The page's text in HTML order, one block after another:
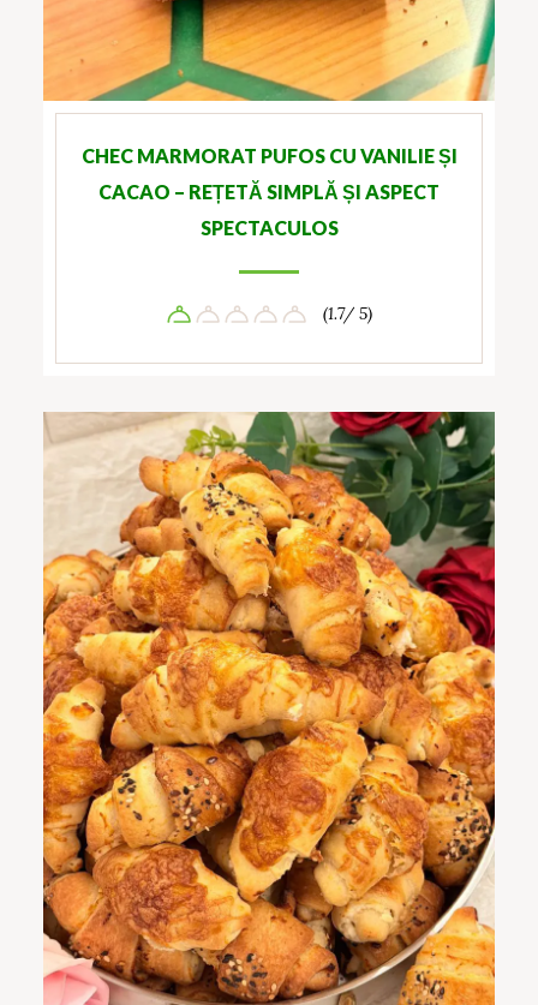
CHEC MARMORAT PUFOS CU VANILIE ȘI
CACAO – REȚETĂ SIMPLĂ ȘI ASPECT
SPECTACULOS
(1.7/ 5)